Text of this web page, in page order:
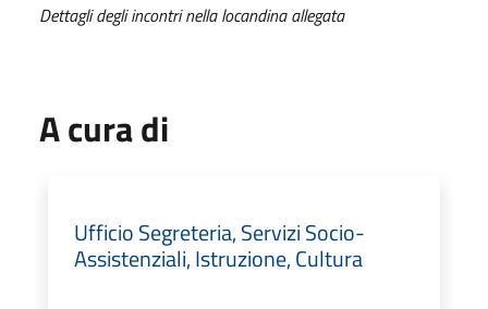
Dettagli degli incontri nella locandina allegata
A cura di
Ufficio Segreteria, Servizi Socio-
Assistenziali, Istruzione, Cultura